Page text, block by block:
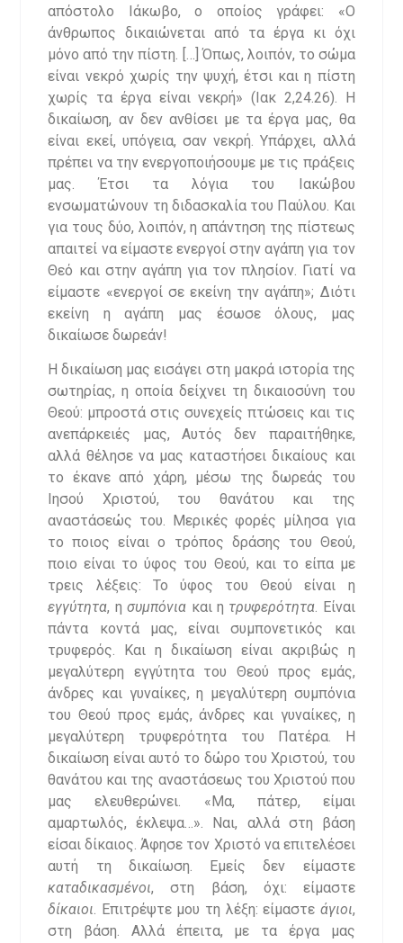
απόστολο Ιάκωβο, ο οποίος γράφει: «Ο
άνθρωπος δικαιώνεται από τα έργα κι όχι
μόνο από την πίστη. […] Όπως, λοιπόν, το σώμα
είναι νεκρό χωρίς την ψυχή, έτσι και η πίστη
χωρίς τα έργα είναι νεκρή» (Ιακ 2,24.26). Η
δικαίωση, αν δεν ανθίσει με τα έργα μας, θα
είναι εκεί, υπόγεια, σαν νεκρή. Υπάρχει, αλλά
πρέπει να την ενεργοποιήσουμε με τις πράξεις
μας. Έτσι τα λόγια του Ιακώβου
ενσωματώνουν τη διδασκαλία του Παύλου. Και
για τους δύο, λοιπόν, η απάντηση της πίστεως
απαιτεί να είμαστε ενεργοί στην αγάπη για τον
Θεό και στην αγάπη για τον πλησίον. Γιατί να
είμαστε «ενεργοί σε εκείνη την αγάπη»; Διότι
εκείνη η αγάπη μας έσωσε όλους, μας
δικαίωσε δωρεάν!
Η δικαίωση μας εισάγει στη μακρά ιστορία της
σωτηρίας, η οποία δείχνει τη δικαιοσύνη του
Θεού: μπροστά στις συνεχείς πτώσεις και τις
ανεπάρκειές μας, Αυτός δεν παραιτήθηκε,
αλλά θέλησε να μας καταστήσει δικαίους και
το έκανε από χάρη, μέσω της δωρεάς του
Ιησού Χριστού, του θανάτου και της
αναστάσεώς του. Μερικές φορές μίλησα για
το ποιος είναι ο τρόπος δράσης του Θεού,
ποιο είναι το ύφος του Θεού, και το είπα με
τρεις λέξεις: Το ύφος του Θεού είναι η
εγγύτητα, ησυμπόνια και η τρυφερότητα. Είναι
πάντα κοντά μας, είναι συμπονετικός και
τρυφερός. Και η δικαίωση είναι ακριβώς η
μεγαλύτερη εγγύτητα του Θεού προς εμάς,
άνδρες και γυναίκες, η μεγαλύτερη συμπόνια
του Θεού προς εμάς, άνδρες και γυναίκες, η
μεγαλύτερη τρυφερότητα του Πατέρα. Η
δικαίωση είναι αυτό το δώρο του Χριστού, του
θανάτου και της αναστάσεως του Χριστού που
μας ελευθερώνει. «Μα, πάτερ, είμαι
αμαρτωλός, έκλεψα…». Ναι, αλλά στη βάση
είσαι δίκαιος. Άφησε τον Χριστό να επιτελέσει
αυτή τη δικαίωση. Εμείς δεν είμαστε
καταδικασμένοι, στη βάση, όχι: είμαστε
δίκαιοι. Επιτρέψτε μου τη λέξη: είμαστε άγιοι,
στη βάση. Αλλά έπειτα, με τα έργα μας